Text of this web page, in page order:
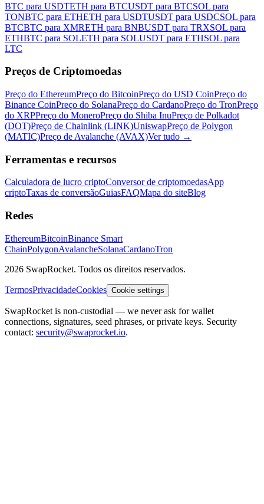
BTC para USDTETH para BTCUSDT para BTCSOL para
TONBTC para ETHETH para USDTUSDT para USDCSOL para
BTCBTC para XMRETH para BNBUSDT para TRXSOL para
ETHBTC para SOLETH para SOLUSDT para ETHSOL para
LTC
Preços de Criptomoedas
Preço do EthereumPreço do BitcoinPreço do USD CoinPreço do
Binance CoinPreço do SolanaPreço do CardanoPreço do TronPreço
do XRPPreço do MoneroPreço do Shiba InuPreço de Polkadot
(DOT)Preço de Chainlink (LINK)UniswapPreço de Polygon
(MATIC)Preço de Avalanche (AVAX)Ver tudo →
Ferramentas e recursos
Calculadora de lucro criptoConversor de criptomoedasApp
criptoTaxas de conversãoGuiasFAQMapa do siteBlog
Redes
EthereumBitcoinBinance Smart
ChainPolygonAvalancheSolanaCardanoTron
2026 SwapRocket. Todos os direitos reservados.
TermosPrivacidadeCookies Cookie settings
SwapRocket is non-custodial — we never ask for wallet
connections, signatures, seed phrases, or private keys. Security
contact: security@swaprocket.io.